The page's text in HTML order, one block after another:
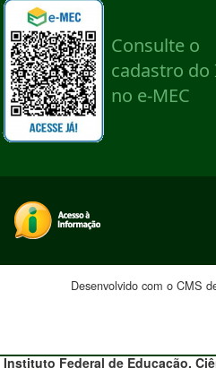
Desenvolvido com o CMS
Instituto Federal de Educação,